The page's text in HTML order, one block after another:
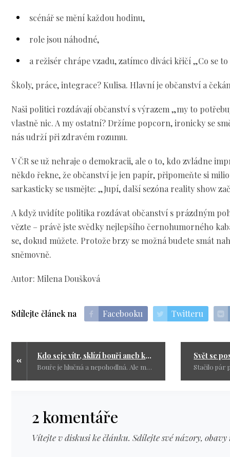
scénář se mění každou hodinu,
role jsou náhodné,
a režisér chrápe vzadu, zatímco diváci křičí „Co se to
Školy, práce, integrace? Kulisa. Hlavní je občanství a
Naši politici rozdávají občanství s výrazem „my to
vlastně nic. A my ostatní? Držíme popcorn, ironicky se
nás udrží při zdravém rozumu.
V ČR se už nehraje o demokracii, ale o to, kdo zvládne
někdo řekne, že občanství je jen papír, připomeňte si
sarkasticky se usmějte: „Jupí, další sezóna reality show
A když uvidíte politika rozdávat občanství s prázdným
vězte – právě jste svědky nejlepšího černohumorného
se, dokud můžete. Protože brzy se možná budete smát
sněmovně.
Autor: Milena Doušková
Sdílejte článek na Facebooku Twitteru
Kdo seje vítr, sklízí bouři aneb když politici probouzí zlo
Bouře je hlučná a nepohodlná. Ale má jednu obrovskou výhodu: vyčistí vzduch.
2 komentáře
Vítejte v diskusi ke článku. Sdílejte své názory,